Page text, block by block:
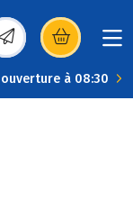
dans une
à 08:30